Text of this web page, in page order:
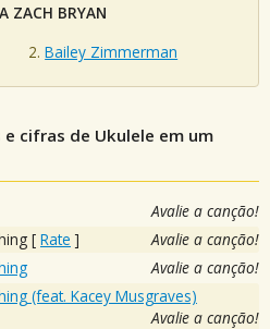
ZACH BRYAN
Bailey Zimmerman
e cifras de Ukulele em um
Avalie a canção!
[ Rate ] Avalie a canção!
Avalie a canção!
(feat. Kacey Musgraves)
Avalie a canção!